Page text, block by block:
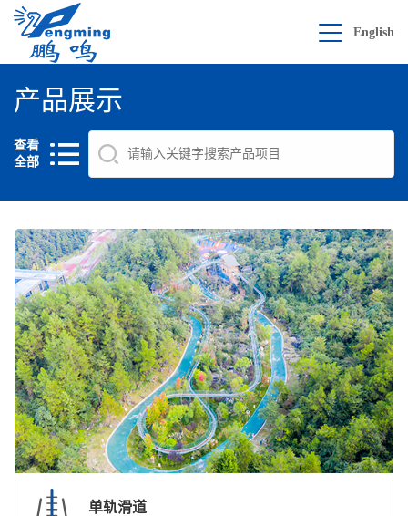
English
产品展示
查看
全部
单轨滑道